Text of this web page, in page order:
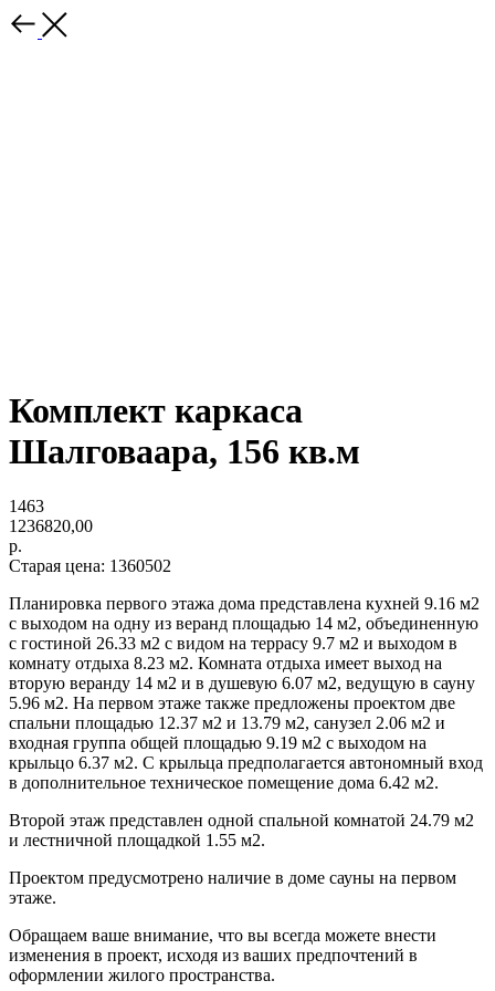
Комплект каркаса
Шалговаара, 156 кв.м
1463
1236820,00
р.
Старая цена: 1360502
Планировка первого этажа дома представлена кухней 9.16 м2
с выходом на одну из веранд площадью 14 м2, объединенную
с гостиной 26.33 м2 с видом на террасу 9.7 м2 и выходом в
комнату отдыха 8.23 м2. Комната отдыха имеет выход на
вторую веранду 14 м2 и в душевую 6.07 м2, ведущую в сауну
5.96 м2. На первом этаже также предложены проектом две
спальни площадью 12.37 м2 и 13.79 м2, санузел 2.06 м2 и
входная группа общей площадью 9.19 м2 с выходом на
крыльцо 6.37 м2. С крыльца предполагается автономный вход
в дополнительное техническое помещение дома 6.42 м2.
Второй этаж представлен одной спальной комнатой 24.79 м2
и лестничной площадкой 1.55 м2.
Проектом предусмотрено наличие в доме сауны на первом
этаже.
Обращаем ваше внимание, что вы всегда можете внести
изменения в проект, исходя из ваших предпочтений в
оформлении жилого пространства.